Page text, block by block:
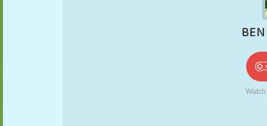
ROBOTER
TIC TAC TOE